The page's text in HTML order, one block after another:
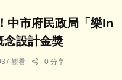
中市府民政局「樂In
念設計金獎
觀看 0 分享